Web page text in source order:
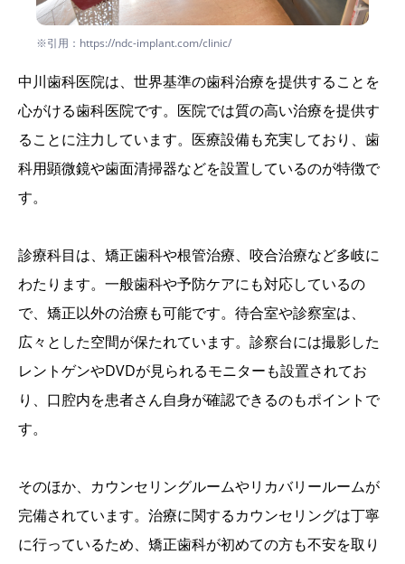
※引用：https://ndc-implant.com/clinic/
中川歯科医院は、世界基準の歯科治療を提供することを
心がける歯科医院です。医院では質の高い治療を提供す
ることに注力しています。医療設備も充実しており、歯
科用顕微鏡や歯面清掃器などを設置しているのが特徴で
す。
診療科目は、矯正歯科や根管治療、咬合治療など多岐に
わたります。一般歯科や予防ケアにも対応しているの
で、矯正以外の治療も可能です。待合室や診察室は、
広々とした空間が保たれています。診察台には撮影した
レントゲンやDVDが見られるモニターも設置されてお
り、口腔内を患者さん自身が確認できるのもポイントで
す。
そのほか、カウンセリングルームやリカバリールームが
完備されています。治療に関するカウンセリングは丁寧
に行っているため、矯正歯科が初めての方も不安を取り